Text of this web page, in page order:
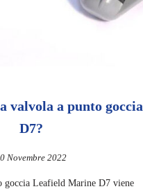
valvola a punto goccia
D7?
Novembre 2022
goccia Leafield Marine D7 viene